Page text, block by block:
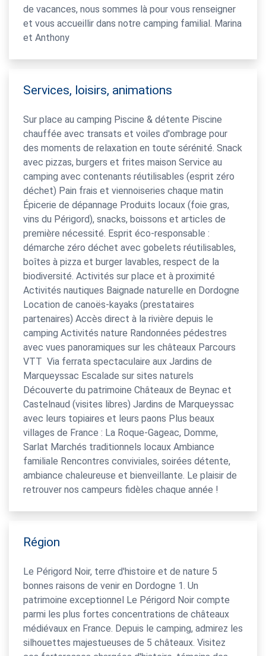
de vacances, nous sommes là pour vous renseigner
et vous accueillir dans notre camping familial. Marina
et Anthony
Services, loisirs, animations
Sur place au camping Piscine & détente Piscine
chauffée avec transats et voiles d'ombrage pour
des moments de relaxation en toute sérénité. Snack
avec pizzas, burgers et frites maison Service au
camping avec contenants réutilisables (esprit zéro
déchet) Pain frais et viennoiseries chaque matin
Épicerie de dépannage Produits locaux (foie gras,
vins du Périgord), snacks, boissons et articles de
première nécessité. Esprit éco-responsable :
démarche zéro déchet avec gobelets réutilisables,
boîtes à pizza et burger lavables, respect de la
biodiversité. Activités sur place et à proximité
Activités nautiques Baignade naturelle en Dordogne
Location de canoës-kayaks (prestataires
partenaires) Accès direct à la rivière depuis le
camping Activités nature Randonnées pédestres
avec vues panoramiques sur les châteaux Parcours
VTT Via ferrata spectaculaire aux Jardins de
Marqueyssac Escalade sur sites naturels
Découverte du patrimoine Châteaux de Beynac et
Castelnaud (visites libres) Jardins de Marqueyssac
avec leurs topiaires et leurs paons Plus beaux
villages de France : La Roque-Gageac, Domme,
Sarlat Marchés traditionnels locaux Ambiance
familiale Rencontres conviviales, soirées détente,
ambiance chaleureuse et bienveillante. Le plaisir de
retrouver nos campeurs fidèles chaque année !
Région
Le Périgord Noir, terre d'histoire et de nature 5
bonnes raisons de venir en Dordogne 1. Un
patrimoine exceptionnel Le Périgord Noir compte
parmi les plus fortes concentrations de châteaux
médiévaux en France. Depuis le camping, admirez les
silhouettes majestueuses de 5 châteaux. Visitez